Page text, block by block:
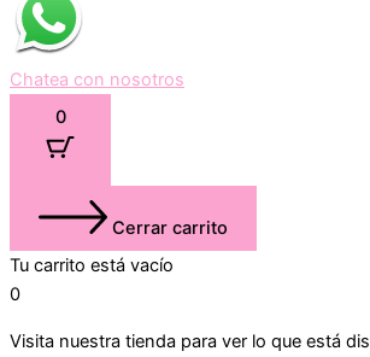
Chatea con nosotros
0
Cerrar carrito
Tu carrito está vacío
0
Visita nuestra tienda para ver lo que está